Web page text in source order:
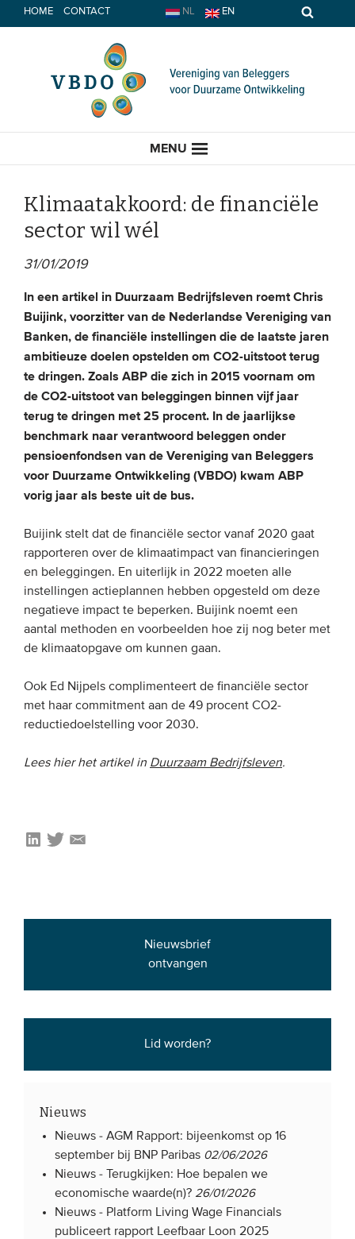
Spring
naar
HOME CONTACT NL EN
MENU
HOME
Nieuws
EVENEMENTEN
Van de VBDO
Van leden & partners
Publicaties
Webinars
Podcasts
Vereniging
Onze leden
Team
Benchmarking
Kennisdeling
UITGEBREID ZOEKEN
Klimaatakkoord: de financiële
sector wil wél
31/01/2019
In een artikel in Duurzaam Bedrijfsleven roemt Chris
Buijink, voorzitter van de Nederlandse Vereniging van
Banken, de financiële instellingen die de laatste jaren
ambitieuze doelen opstelden om CO2-uitstoot terug
te dringen. Zoals ABP die zich in 2015 voornam om
de CO2-uitstoot van beleggingen binnen vijf jaar
terug te dringen met 25 procent. In de jaarlijkse
benchmark naar verantwoord beleggen onder
pensioenfondsen van de Vereniging van Beleggers
voor Duurzame Ontwikkeling (VBDO) kwam ABP
vorig jaar als beste uit de bus.
Buijink stelt dat de financiële sector vanaf 2020 gaat
rapporteren over de klimaatimpact van financieringen
en beleggingen. En uiterlijk in 2022 moeten alle
instellingen actieplannen hebben opgesteld om deze
negatieve impact te beperken. Buijink noemt een
aantal methoden en voorbeelden hoe zij nog beter met
de klimaatopgave om kunnen gaan.
Ook Ed Nijpels complimenteert de financiële sector
met haar commitment aan de 49 procent CO2-
reductiedoelstelling voor 2030.
Lees hier het artikel in Duurzaam Bedrijfsleven.
Nieuwsbrief
ontvangen
Lid worden?
Nieuws
Nieuws -AGM Rapport: bijeenkomst op 16
september bij BNP Paribas 02/06/2026
Nieuws -
Terugkijken: Hoe bepalen we
economische waarde(n)? 26/01/2026
Nieuws - Platform Living Wage Financials
publiceert rapport Leefbaar Loon 2025